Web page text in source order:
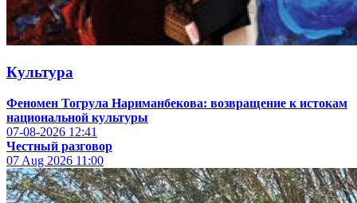
Культура
Феномен Тогрула Нариманбекова: возвращение к истокам
национальной культуры
07-08-2026 12:41
Честный разговор
07 Aug 2026 11:00